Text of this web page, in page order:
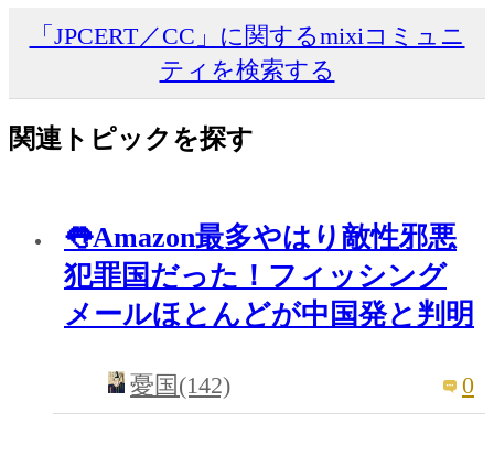
「JPCERT／CC」に関するmixiコミュニ
ティを検索する
関連トピックを探す
👅Amazon最多やはり敵性邪悪
犯罪国だった！フィッシング
メールほとんどが中国発と判明
憂国(142) 0